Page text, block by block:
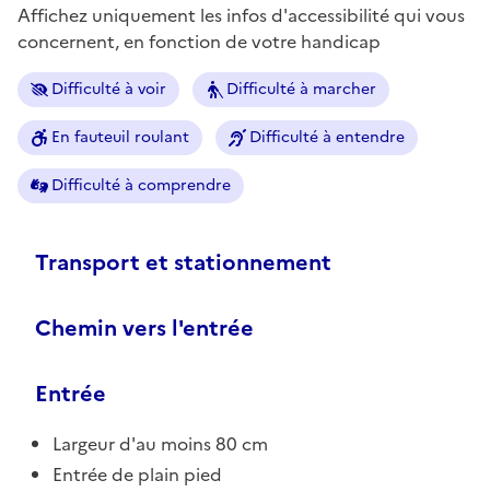
Affichez uniquement les infos d'accessibilité qui vous
concernent, en fonction de votre handicap
Difficulté à voir Difficulté à marcher
En fauteuil roulant Difficulté à entendre
Difficulté à comprendre
Transport et stationnement
Chemin vers l'entrée
Entrée
Largeur d'au moins 80 cm
Entrée de plain pied